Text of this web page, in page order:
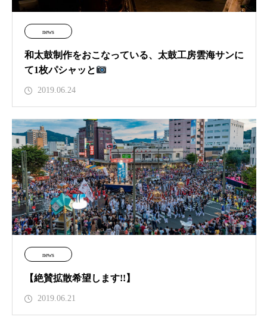
news
和太鼓制作をおこなっている、太鼓工房雲海サンに
て1枚パシャッと
2019.06.24
news
【絶賛拡散希望します!!】
2019.06.21